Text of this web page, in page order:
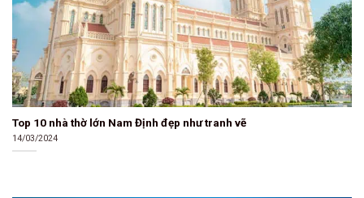
Top 10 nhà thờ lớn Nam Định đẹp như tranh vẽ
14/03/2024